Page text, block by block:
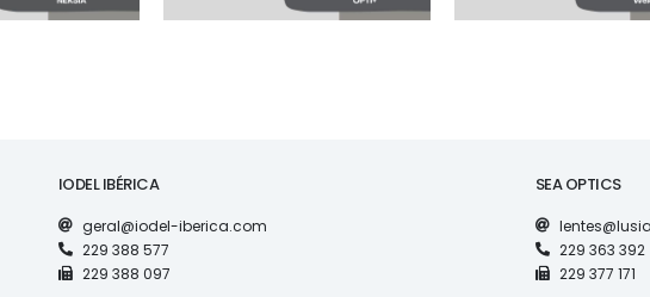
IODEL IBÉRICA
geral@iodel-iberica.com
229 388 577
229 388 097
SEA OPTICS
229 363 392
229 377 171